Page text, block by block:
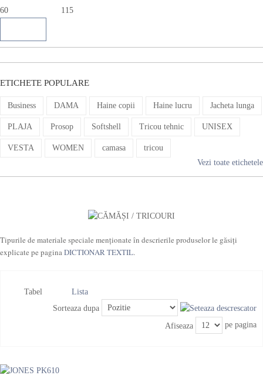
ETICHETE POPULARE
Business DAMA Haine copii Haine lucru Jacheta lunga
PLAJA Prosop Softshell Tricou tehnic UNISEX
VESTA WOMEN camasa
tricou
Vezi toate etichetele
Tipurile de materiale speciale menționate în descrierile produselor le găsiți
explicate pe paginaDICTIONAR TEXTIL.
Tabel
Lista
Sorteaza dupa
Afiseaza
pe pagina